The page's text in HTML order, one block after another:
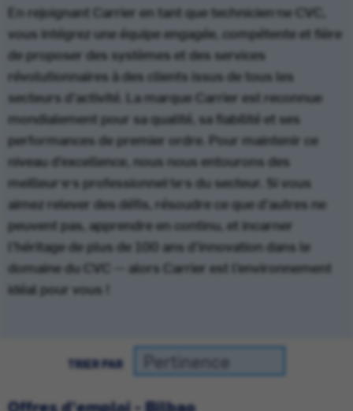
En rejoignant Carrier en tant que technicien·ne CVC,
vous intégrez une équipe engagée, compétente et fière
de proposer des systèmes et des services
révolutionnaires à des clients issus de tous les
secteurs d’activité. La marque Carrier est reconnue
mondialement pour sa qualité, sa fiabilité et ses
performances de premier ordre. Pour maintenir ce
niveau d’excellence, nous nous entourons des
meilleur·e·s professionnel·le·s du secteur. Si vous
aimez relever des défis, résoudre ce que d’autres ne
peuvent pas, apprendre en continu, et incarner
l’héritage de plus de 100 ans d’innovation dans le
domaine du CVC — alors Carrier est l’environnement
idéal pour vous !
TRIER PAR
Offres d'emploi - Bilbao